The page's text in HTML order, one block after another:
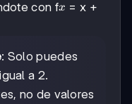
con fx
x = x +
: Solo puedes
a 2.
no de valores